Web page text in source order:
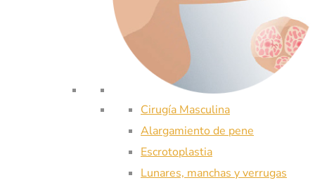
Cirugía Masculina
Alargamiento de pene
Escrotoplastia
Lunares, manchas y verrugas